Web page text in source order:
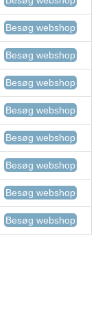
Besøg webshop
Besøg webshop
Besøg webshop
Besøg webshop
Besøg webshop
Besøg webshop
Besøg webshop
Besøg webshop